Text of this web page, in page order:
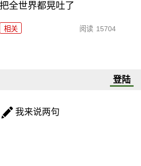
把全世界都晃吐了
相关 阅读 15704
登陆
我来说两句